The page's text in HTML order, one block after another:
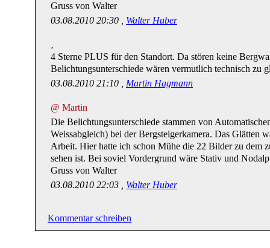
Gruss von Walter
03.08.2010 20:30 , Walter Huber
4 Sterne PLUS für den Standort. Da stören keine
Belichtungsunterschiede wären vermutlich technisch zu
03.08.2010 21:10 , Martin Hagmann
@ Martin
Die Belichtungsunterschiede stammen von
Weissabgleich) bei der Bergsteigerkamera. Das Glätten
Arbeit. Hier hatte ich schon Mühe die 22 Bilder zu dem
sehen ist. Bei soviel Vordergrund wäre Stativ und
Gruss von Walter
03.08.2010 22:03 , Walter Huber
Kommentar schreiben